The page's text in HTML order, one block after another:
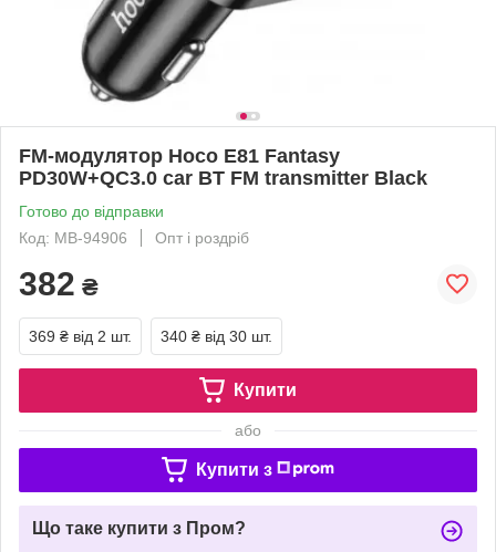
FM-модулятор Hoco E81 Fantasy
PD30W+QC3.0 car BT FM transmitter Black
Готово до відправки
Код: MB-94906
Опт і роздріб
382 ₴
369 ₴ від 2 шт. 340 ₴ від 30 шт.
Купити
або
Купити з
Що таке купити з Пром?